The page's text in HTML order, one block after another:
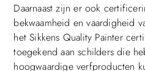
Daarnaast zijn er ook
bekwaamheid en vaardigheid
het Sikkens Quality Painter
toegekend aan schilders die
hoogwaardige verfproducten